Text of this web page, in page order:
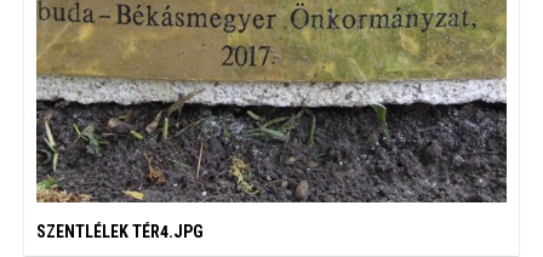
SZENTLÉLEK TÉR4.JPG